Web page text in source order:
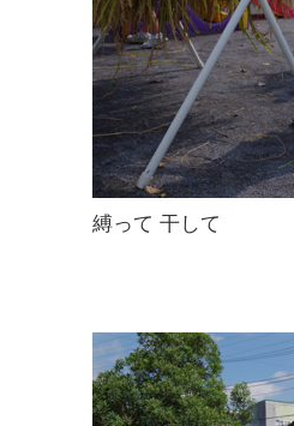
縛って 干して